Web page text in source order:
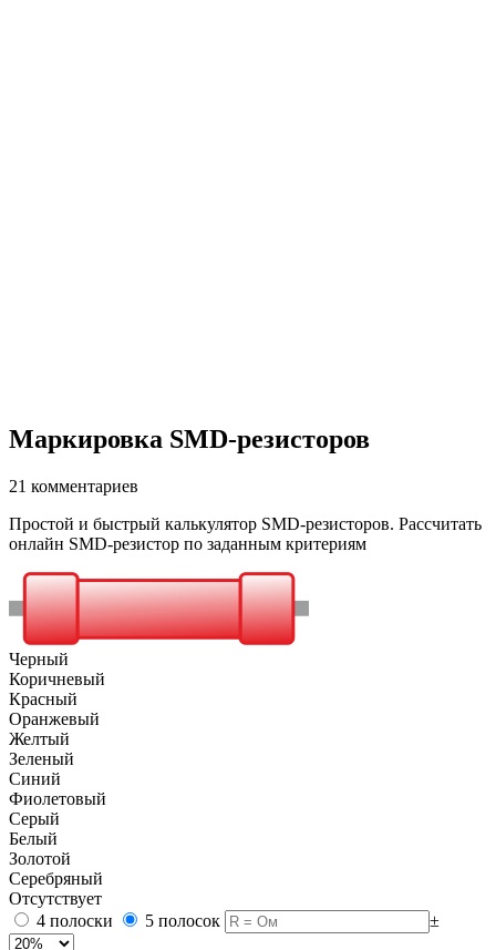
Маркировка SMD-резисторов
21 комментариев
Простой и быстрый калькулятор SMD-резисторов. Рассчитать
онлайн SMD-резистор по заданным критериям
Черный
Коричневый
Красный
Оранжевый
Желтый
Зеленый
Синий
Фиолетовый
Серый
Белый
Золотой
Серебряный
Отсутствует
4 полоски
5 полосок ±